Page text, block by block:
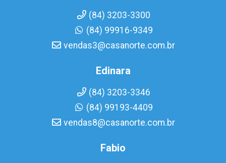
(84) 3203-3300
(84) 99916-9349
vendas3@casanorte.com.br
Edinara
(84) 3203-3346
(84) 99193-4409
vendas8@casanorte.com.br
Fabio